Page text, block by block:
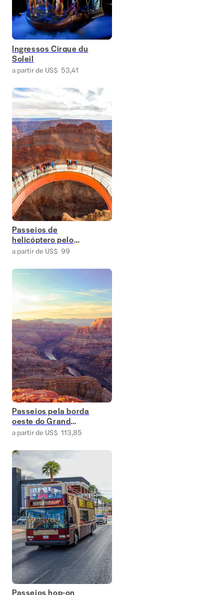
Ingressos Cirque du
Soleil
a partir de US$ 53,41
Passeios de
helicóptero pelo
Grand Canyon
a partir de US$ 99
Passeios pela borda
oeste do Grand
Canyon
a partir de US$ 113,85
Passeios hop-on